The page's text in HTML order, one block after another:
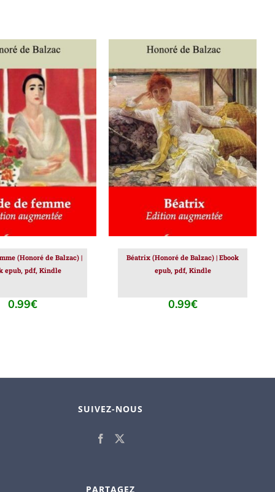
AU PANIER
/
DÉTAILS
(Honoré de Balzac) |
epub, pdf, Kindle
0.99€
AJOUTER AU PANIER
/
DÉTAILS
Béatrix (Honoré de Balzac) | Ebook
epub, pdf, Kindle
0.99€
SUIVEZ-NOUS
PARTAGEZ